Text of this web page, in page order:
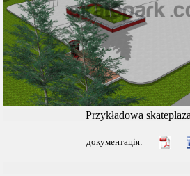
Przykładowa
документація: